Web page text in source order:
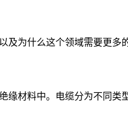
为什么这个领域需要更多
材料中。电缆分为不同